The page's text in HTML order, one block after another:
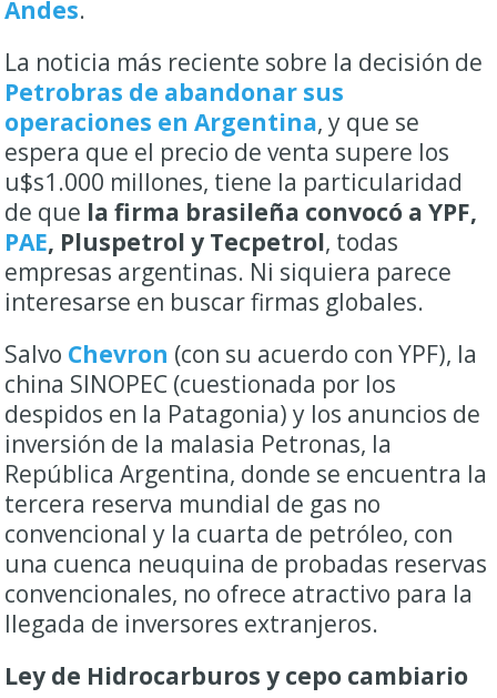
Andes.
La noticia más reciente sobre la decisión de
Petrobras de abandonar sus
operaciones en Argentina, y que se
espera que el precio de venta supere los
u$s1.000 millones, tiene la particularidad
de que la firma brasileña convocó a YPF,
PAE, Pluspetrol y Tecpetrol, todas
empresas argentinas. Ni siquiera parece
interesarse en buscar firmas globales.
Salvo Chevron (con su acuerdo con YPF), la
china SINOPEC (cuestionada por los
despidos en la Patagonia) y los anuncios de
inversión de la malasia Petronas, la
República Argentina, donde se encuentra la
tercera reserva mundial de gas no
convencional y la cuarta de petróleo, con
una cuenca neuquina de probadas reservas
convencionales, no ofrece atractivo para la
llegada de inversores extranjeros.
Ley de Hidrocarburos y cepo cambiario